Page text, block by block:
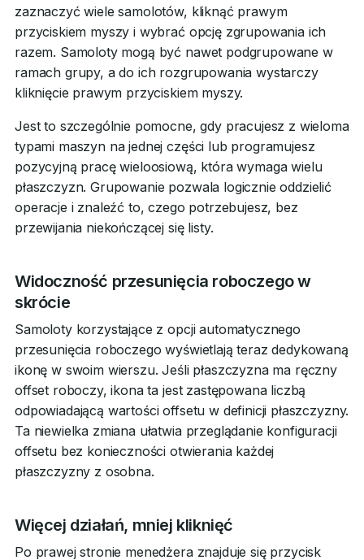
zaznaczyć wiele samolotów, kliknąć prawym
przyciskiem myszy i wybrać opcję zgrupowania ich
razem. Samoloty mogą być nawet podgrupowane w
ramach grupy, a do ich rozgrupowania wystarczy
kliknięcie prawym przyciskiem myszy.
Jest to szczególnie pomocne, gdy pracujesz z wieloma
typami maszyn na jednej części lub programujesz
pozycyjną pracę wieloosiową, która wymaga wielu
płaszczyzn. Grupowanie pozwala logicznie oddzielić
operacje i znaleźć to, czego potrzebujesz, bez
przewijania niekończącej się listy.
Widoczność przesunięcia roboczego w
skrócie
Samoloty korzystające z opcji automatycznego
przesunięcia roboczego wyświetlają teraz dedykowaną
ikonę w swoim wierszu. Jeśli płaszczyzna ma ręczny
offset roboczy, ikona ta jest zastępowana liczbą
odpowiadającą wartości offsetu w definicji płaszczyzny.
Ta niewielka zmiana ułatwia przeglądanie konfiguracji
offsetu bez konieczności otwierania każdej
płaszczyzny z osobna.
Więcej działań, mniej kliknięć
Po prawej stronie menedżera znajduje się przycisk